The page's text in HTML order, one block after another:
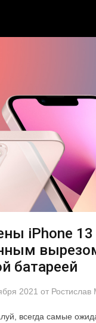
iPhone
батареей
2021 от Ростислав
всегда самые